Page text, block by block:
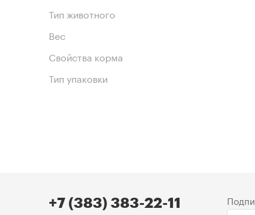
Тип животного
Вес
Свойства корма
Тип упаковки
+7 (383) 383-22-11